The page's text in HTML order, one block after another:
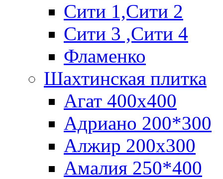
Сити 1,Cити 2
Сити 3 ,Сити 4
Фламенко
Шахтинская плитка
Агат 400х400
Адриано 200*300
Алжир 200х300
Амалия 250*400